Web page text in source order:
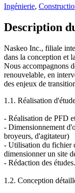
Ingénierie,
Description
Naskeo Inc., filiale
dans la conception et
Nous accompagnons
renouvelable, en
des enjeux de
1.1. Réalisation
- Réalisation de PFD
- Dimensionnement
broyeurs, d'agitateur)
- Utilisation du fichier
dimensionner un site
- Rédaction des études.
1.2. Conception